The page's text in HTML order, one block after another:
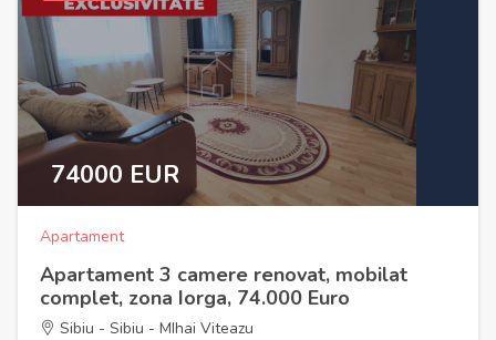
74000 EUR
Apartament
Apartament 3 camere renovat, mobilat
complet, zona Iorga, 74.000 Euro
Sibiu - Sibiu - MIhai Viteazu